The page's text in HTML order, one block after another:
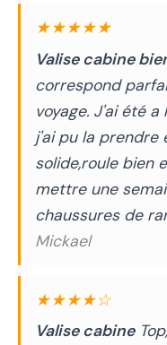
★★★★★
Valise cabine
correspond
voyage. J'ai été
j'ai pu la prendre
solide,roule bien
mettre une
chaussures de
Mickael
★★★★☆
Valise cabine